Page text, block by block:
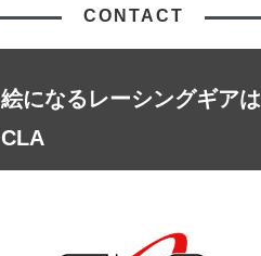
CONTACT
絵になるレーシングギアは
CLA